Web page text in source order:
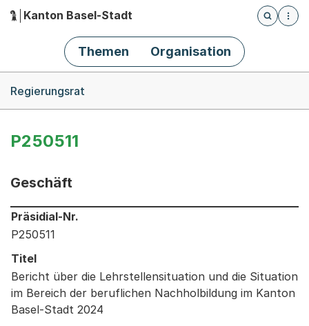
Hauptnavigation
Kanton Basel-Stadt
Öffnet
Themen Organisation
Regierungsrat
P250511
Geschäft
Informationen zum Ausgewählten Geschäft
Präsidial-Nr.
P250511
Titel
Bericht über die Lehrstellensituation und die Situation
im Bereich der beruflichen Nachholbildung im Kanton
Basel-Stadt 2024